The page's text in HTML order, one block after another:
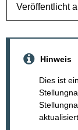
Hinweis
Dies ist
aktualisiert.